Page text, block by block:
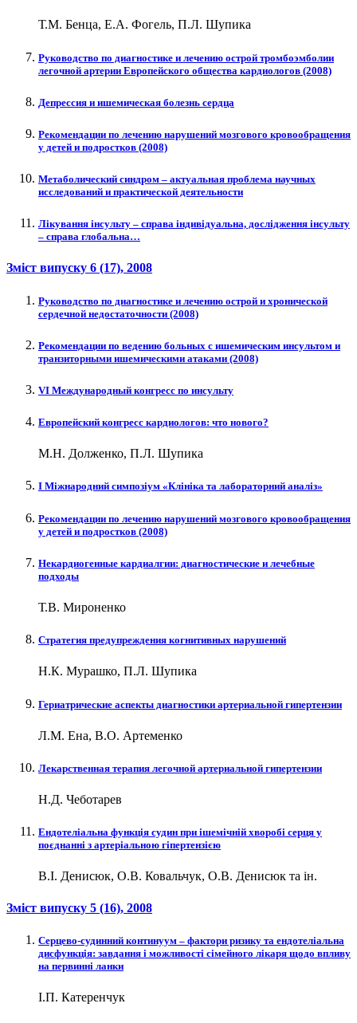
Т.М. Бенца, Е.А. Фогель, П.Л. Шупика
Руководство по диагностике и лечению острой тромбоэмболии
легочной артерии Европейского общества кардиологов (2008)
Депрессия и ишемическая болезнь сердца
Рекомендации по лечению нарушений мозгового кровообращения
у детей и подростков (2008)
Метаболический синдром – актуальная проблема научных
исследований и практической деятельности
Лікування інсульту – справа індивідуальна, дослідження інсульту
– справа глобальна…
Зміст випуску 6 (17), 2008
Руководство по диагностике и лечению острой и хронической
сердечной недостаточности (2008)
Рекомендации по ведению больных с ишемическим инсультом и
транзиторными ишемическими атаками (2008)
VI Международный конгресс по инсульту
Европейский конгресс кардиологов: что нового?
М.Н. Долженко, П.Л. Шупика
І Міжнародний симпозіум «Клініка та лабораторний аналіз»
Рекомендации по лечению нарушений мозгового кровообращения
у детей и подростков (2008)
Некардиогенные кардиалгии: диагностические и лечебные
подходы
Т.В. Мироненко
Стратегия предупреждения когнитивных нарушений
Н.К. Мурашко, П.Л. Шупика
Гериатрические аспекты диагностики артериальной гипертензии
Л.М. Ена, В.О. Артеменко
Лекарственная терапия легочной артериальной гипертензии
Н.Д. Чеботарев
Ендотеліальна функція судин при ішемічній хворобі серця у
поєднанні з артеріальною гіпертензією
В.І. Денисюк, О.В. Ковальчук, О.В. Денисюк та ін.
Зміст випуску 5 (16), 2008
Серцево-судинний континуум – фактори ризику та ендотеліальна
дисфункція: завдання і можливості сімейного лікаря щодо впливу
на первинні ланки
І.П. Катеренчук